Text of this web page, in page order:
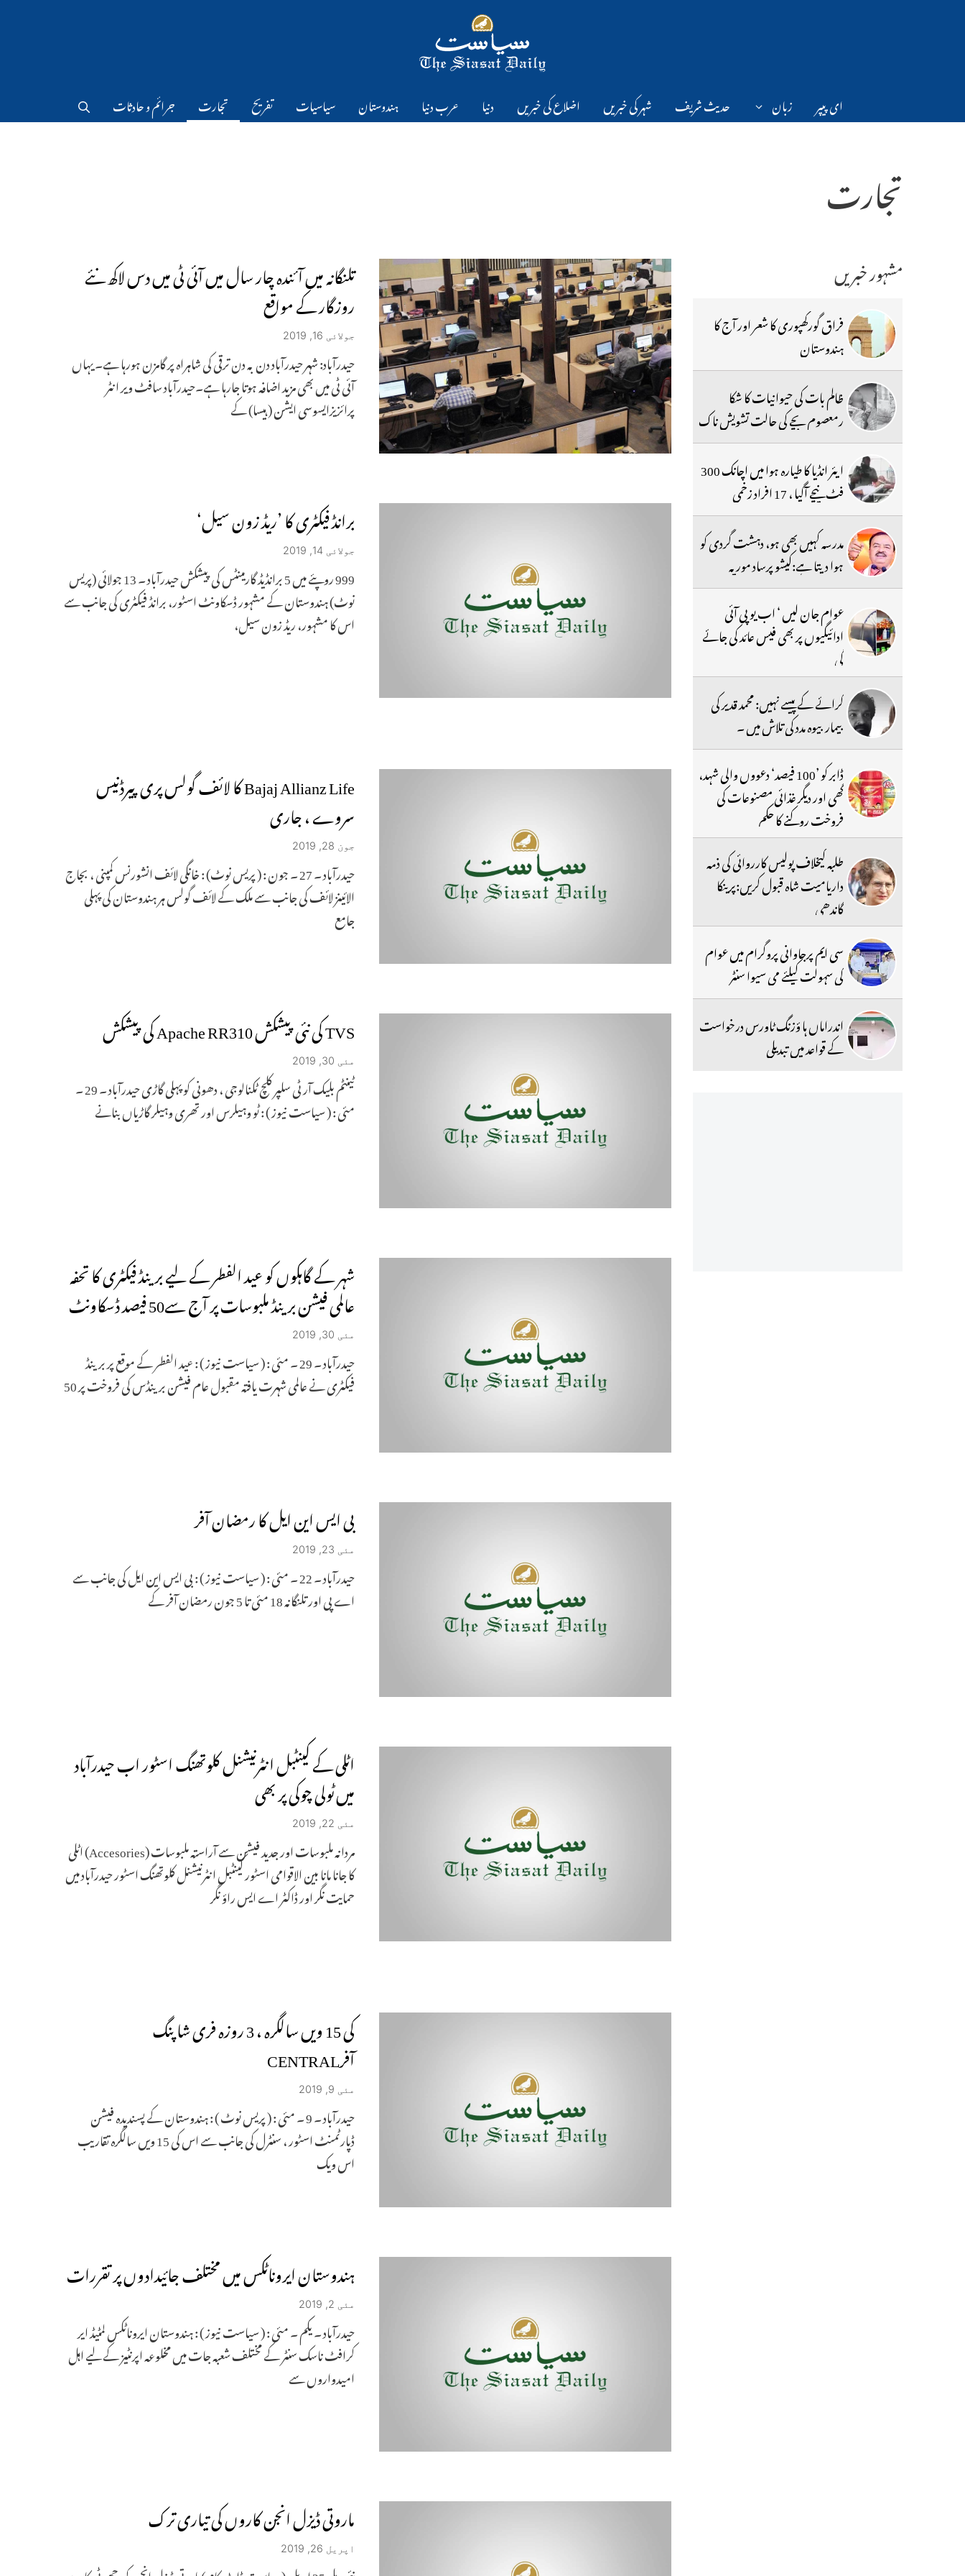
ای پیپر زبان حدیث شریف شہر کی خبریں اضلاع کی خبریں دنیا عرب دنیا ہندوستان سیاسیات تفریح تجارت جرائم و حادثات
تجارت
تلنگانہ میں آئندہ چار سال میں آئی ٹی میں دس لاکھ نئے
روزگار کے مواقع
جولائی 16, 2019
حیدرآباد: شہر حیدرآباد دن بہ دن ترقی کی شاہراہ پر گامزن ہورہا ہے۔ یہاں
آئی ٹی میں بھی مزید اضافہ ہوتا جارہا ہے۔حیدرآباد سافٹ ویر انٹر
پرائزیزایسوسی ایشن (ہیسا) کے
برانڈ فیکٹری کا ’ریڈ زون سیل‘
جولائی 14, 2019
999 روپئے میں 5 برانڈیڈ گارمینٹس کی پیشکش حیدرآباد ۔ 13 جولائی (پریس
نوٹ) ہندوستان کے مشہور ڈسکاونٹ اسٹور، برانڈ فیکٹری کی جانب سے
اس کا مشہور، ریڈ زون سیل،
Bajaj Allianz Life کا لائف گولس پری پیرڈنیس
سروے ، جاری
جون 28, 2019
حیدرآباد ۔ 27 ۔ جون : ( پریس نوٹ) : خانگی لائف انشورنس کمپنی ، بجاج
الائینز لائف کی جانب سے ملک کے لائف گولس ہر ہندوستان کی پہلی
جامع
TVS کی نئی پیشکش Apache RR310 کی پیشکش
مئی 30, 2019
ٹینٹم بلیک آر ٹی سلپر کلچ ٹکنالوجی ، دھونی کو پہلی گاڑی حیدرآباد ۔ 29 ۔
مئی : ( سیاست نیوز ) : ٹو وہیلرس اور تھری وہیلر گاڑیاں بنانے
شہر کے گاہکوں کو عید الفطر کے لیے برینڈ فیکٹری کا تحفہ
عالمی فیشن برینڈ ملبوسات پر آج سے50 فیصد ڈسکاونٹ
مئی 30, 2019
حیدرآباد ۔ 29 ۔ مئی : ( سیاست نیوز ) : عید الفطر کے موقع پر برینڈ
فیکٹری نے عالمی شہرت یافتہ مقبول عام فیشن برینڈس کی فروخت پر 50
بی ایس این ایل کا رمضان آفر
مئی 23, 2019
حیدرآباد ۔ 22 ۔ مئی : ( سیاست نیوز ) : بی ایس این ایل کی جانب سے
اے پی اور تلنگانہ 18 مئی تا 5 جون رمضان آفر کے
اٹلی کے کینٹبل انٹرنیشنل کلوتھنگ اسٹور اب حیدرآباد
میں ٹولی چوکی پر بھی
مئی 22, 2019
مردانہ ملبوسات اور جدید فیشن سے آراستہ ملبوسات (Accesories) اٹلی
کا جانا مانا بین الاقوامی اسٹور کینٹبل انٹرنیشنل کلوتھنگ اسٹور حیدرآباد میں
حمایت نگر اور ڈاکٹر اے ایس راؤ نگر
کی 15 ویں سالگرہ ، 3 روزہ فری شاپنگ
آفرCENTRAL
مئی 9, 2019
حیدرآباد ۔ 9 ۔ مئی : ( پریس نوٹ ) : ہندوستان کے پسندیدہ فیشن
ڈپارٹمنٹ اسٹور ، سنٹرل کی جانب سے اس کی 15 ویں سالگرہ تقاریب
اس ویک
ہندوستان ایروناٹکس میں مختلف جائیدادوں پر تقررات
مئی 2, 2019
حیدرآباد ۔ یکم ۔ مئی : ( سیاست نیوز ) : ہندوستان ایروناٹکس لمٹیڈ ایر
کرافٹ ناسک سنٹر کے مختلف شعبہ جات میں مخلوعہ اپرنٹیز کے لیے اہل
امیدواروں سے
ماروتی ڈیزل انجن کاروں کی تیاری ترک
اپریل 26, 2019
مشہور خبریں
فراق گورکھپوری کا شعر اور آج کا
ہندوستان
ظالم بات کی حیوانیات کا شکا
رمعصوم بچے کی حالت تشویش ناک
ایئر انڈیا کا طیارہ ہوا میں اچانک 300
فٹ نیچے آگیا ، 17 افراد زخمی
مدرسہ کہیں بھی ہو، دہشت گردی کو
ہوا دیتا ہے:کیشو پرساد موریہ
عوام جان لیں ‘ اب یو پی آئی
ادائیگیوں پر بھی فیس عائد کی جائے
گی
کرائے کے پیسے نہیں: محمد قدیر کی
بیمار بیوہ مدد کی تلاش میں ۔
ڈابر کو ’100 فیصد‘ دعووں والی شہد،
گھی اور دیگر غذائی مصنوعات کی
فروخت روکنے کا حکم
طلبہ کیخلاف پولیس کارروائی کی ذمہ
داریامیت شاہ قبول کریں:پرینکا
گاندھی
سی ایم پرجاوانی پروگرام میں عوام
کی سہولت کیلئے می سیوا سنٹر
اندراماں ہا ؤزنگ ٹاورس درخواست
کے قواعد میں تبدیلی